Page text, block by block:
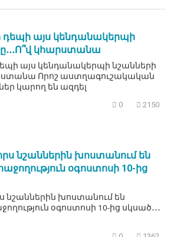
դեպի այս կենդանակերպի
կհարստանա
այս կենդանակերպի նշանների
Որոշ աստղագուշակական
կարող են ազդել
0 2150
նշաններին խոստանում են
օգոստոսի 10-ից
նշաններին խոստանում են
օգոստոսի 10-ից սկսած․․․